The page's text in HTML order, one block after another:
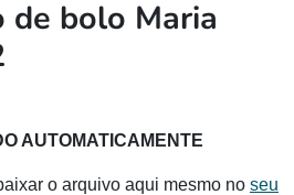
bolo Maria
AUTOMATICAMENTE
o arquivo aqui mesmo no seu